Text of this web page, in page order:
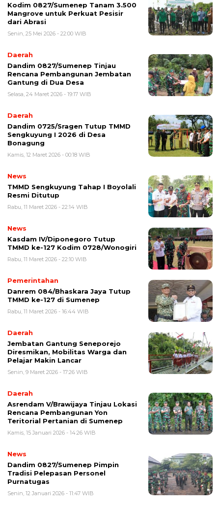
Kodim 0827/Sumenep Tanam 3.500
Mangrove untuk Perkuat Pesisir
dari Abrasi
Senin, 25 Mei 2026 - 22:00 WIB
Daerah
Dandim 0827/Sumenep Tinjau
Rencana Pembangunan Jembatan
Gantung di Dua Desa
Selasa, 24 Maret 2026 - 19:17 WIB
Daerah
Dandim 0725/Sragen Tutup TMMD
Sengkuyung I 2026 di Desa
Bonagung
Kamis, 12 Maret 2026 - 00:18 WIB
News
TMMD Sengkuyung Tahap I Boyolali
Resmi Ditutup
Rabu, 11 Maret 2026 - 22:14 WIB
News
Kasdam IV/Diponegoro Tutup
TMMD ke-127 Kodim 0728/Wonogiri
Rabu, 11 Maret 2026 - 22:10 WIB
Pemerintahan
Danrem 084/Bhaskara Jaya Tutup
TMMD ke-127 di Sumenep
Rabu, 11 Maret 2026 - 16:44 WIB
Daerah
Jembatan Gantung Seneporejo
Diresmikan, Mobilitas Warga dan
Pelajar Makin Lancar
Senin, 9 Maret 2026 - 17:26 WIB
Daerah
Asrendam V/Brawijaya Tinjau Lokasi
Rencana Pembangunan Yon
Teritorial Pertanian di Sumenep
Kamis, 15 Januari 2026 - 14:26 WIB
News
Dandim 0827/Sumenep Pimpin
Tradisi Pelepasan Personel
Purnatugas
Senin, 12 Januari 2026 - 11:47 WIB